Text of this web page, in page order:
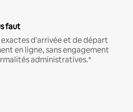
faut
exactes d'arrivée et de départ
en ligne, sans engagement
administratives.*